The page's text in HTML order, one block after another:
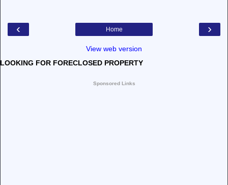
‹ ›
Home
View web version
LOOKING FOR FORECLOSED PROPERTY
Sponsored Links